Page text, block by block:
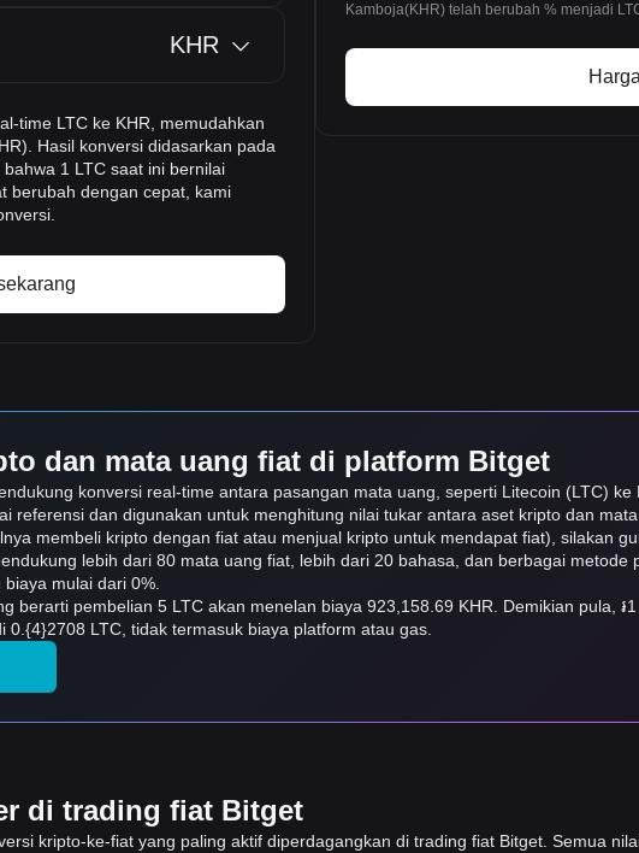
KHR
time LTC ke KHR, memudahkan
Hasil konversi didasarkan pada
1 LTC saat ini bernilai
berubah dengan cepat, kami
Kamboja(KHR) telah berubah % menjadi
dan mata uang fiat di platform Bitget
konversi real-time antara pasangan mata uang, seperti Litecoin (LTC)
referensi dan digunakan untuk menghitung nilai tukar antara aset kripto dan
membeli kripto dengan fiat atau menjual kripto untuk mendapat fiat), silakan
lebih dari 80 mata uang fiat, lebih dari 20 bahasa, dan berbagai metode
mulai dari 0%.
berarti pembelian 5 LTC akan menelan biaya 923,158.69 KHR. Demikian pula, ៛
0.{4}2708 LTC, tidak termasuk biaya platform atau gas.
di trading fiat Bitget
kripto-ke-fiat yang paling aktif diperdagangkan di trading fiat Bitget. Semua